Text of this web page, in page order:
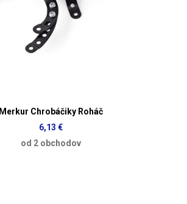
Merkur Chrobáčiky Roháč
6,13 €
od 2 obchodov